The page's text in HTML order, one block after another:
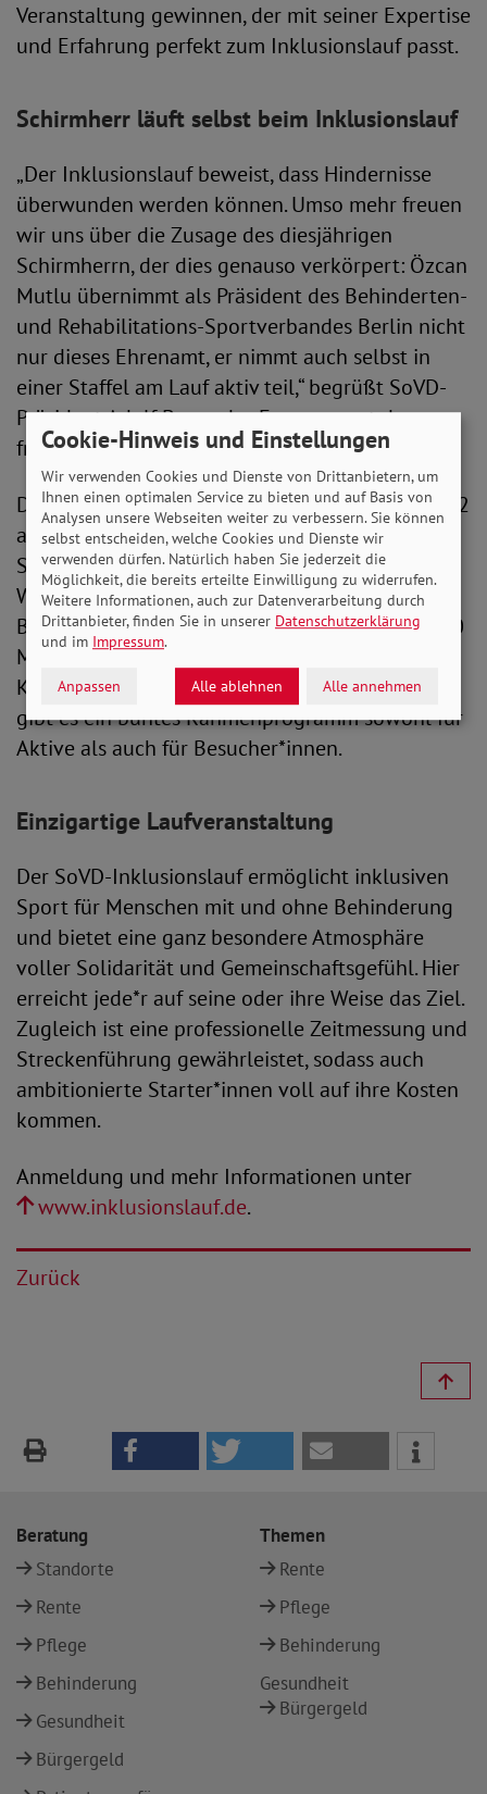
Veranstaltung gewinnen, der mit seiner Expertise
und Erfahrung perfekt zum Inklusionslauf passt.
Schirmherr läuft selbst beim Inklusionslauf
„Der Inklusionslauf beweist, dass Hindernisse
überwunden werden können. Umso mehr freuen
wir uns über die Zusage des diesjährigen
Schirmherrn, der dies genauso verkörpert: Özcan
Mutlu übernimmt als Präsident des Behinderten-
und Rehabilitations-Sportverbandes Berlin nicht
nur dieses Ehrenamt, er nimmt auch selbst in
einer Staffel am Lauf aktiv teil,“ begrüßt SoVD-
Präsident Adolf Bauer das Engagement des
früheren Grünen-Bundestagsabgeordneten
Der SoVD-Inklusionslauf startet am 25. Juni 2022
auf dem Tempelhofer Feld in Berlin.
Starter*innen können in sechs verschiedenen
Wettbewerben an den Start gehen: Dem
Bambinilauf (300 Meter), dem Staffellauf (4x400
Meter) sowie Läufe über 1 Kilometer, 2,5
Kilometer, 5 Kilometer und 10 Kilometer. Dazu
gibt es ein buntes Rahmenprogramm sowohl für
Aktive als auch für Besucher*innen.
Einzigartige Laufveranstaltung
Der SoVD-Inklusionslauf ermöglicht inklusiven
Sport für Menschen mit und ohne Behinderung
und bietet eine ganz besondere Atmosphäre
voller Solidarität und Gemeinschaftsgefühl. Hier
erreicht jede*r auf seine oder ihre Weise das Ziel.
Zugleich ist eine professionelle Zeitmessung und
Streckenführung gewährleistet, sodass auch
ambitionierte Starter*innen voll auf ihre Kosten
kommen.
Anmeldung und mehr Informationen unter
www.inklusionslauf.de.
Zurück
Beratung
Standorte
Rente
Pflege
Behinderung
Gesundheit
Bürgergeld
Themen
Rente
Pflege
Behinderung
Gesundheit
Bürgergeld
Cookie-Hinweis und Einstellungen
Wir verwenden Cookies und Dienste von Drittanbietern, um
Ihnen einen optimalen Service zu bieten und auf Basis von
Analysen unsere Webseiten weiter zu verbessern. Sie können
selbst entscheiden, welche Cookies und Dienste wir
verwenden dürfen. Natürlich haben Sie jederzeit die
Möglichkeit, die bereits erteilte Einwilligung zu widerrufen.
Weitere Informationen, auch zur Datenverarbeitung durch
Drittanbieter, finden Sie in unserer Datenschutzerklärung
und im Impressum.
Anpassen Alle ablehnen Alle annehmen